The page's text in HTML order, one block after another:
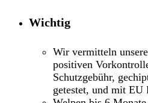
Wichtig
Wir vermitteln
positiven
Schutzgebühr,
getestet, und mit EU